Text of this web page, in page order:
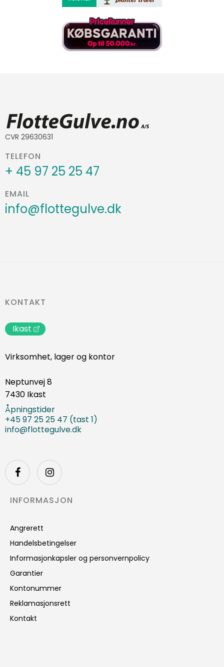
CVR 29630631
TELEFON
+ 45 97 25 25 47
EMAIL
info@flottegulve.dk
KONTAKT
Ikast
Virksomhet, lager og kontor
Neptunvej 8
7430 Ikast
Åpningstider
+45 97 25 25 47 (tast 1)
info@flottegulve.dk
INFORMASJON
Angrerett
Handelsbetingelser
Informasjonkapsler og personvernpolicy
Garantier
Kontonummer
Reklamasjonsrett
Kontakt